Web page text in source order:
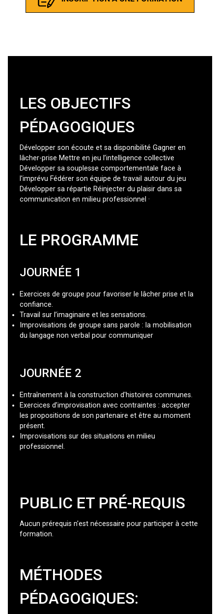
LES OBJECTIFS
PÉDAGOGIQUES
Développer son écoute et sa disponibilité Gagner en
lâcher-prise Mettre en jeu l’intelligence collective
Développer sa souplesse comportementale face à
l'imprévu Fédérer son équipe de travail autour du jeu
Développer sa répartie Réinjecter du plaisir dans sa
communication en milieu professionnel ·​
LE PROGRAMME
JOURNÉE 1
Exercices de groupe pour favoriser le lâcher prise et la
confiance.
Travail sur l’imaginaire et les sensations.
Improvisations de groupe sans parole : la mobilisation
du langage non verbal pour communiquer
JOURNÉE 2
Entraînement à la construction d'histoires communes.
Exercices d’improvisation avec contraintes : accepter
les propositions de son partenaire et être au moment
présent.
Improvisations sur des situations en milieu
professionnel.
PUBLIC ET PRÉ-REQUIS
Aucun prérequis n'est nécessaire pour participer à cette
formation.
MÉTHODES
PÉDAGOGIQUES: